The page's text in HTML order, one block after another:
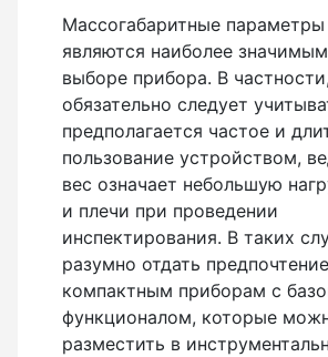
Массогабаритные параметры
являются наиболее
выборе прибора. В
обязательно следует
предполагается частое и
пользование устройством,
вес означает небольшую
и плечи при проведении
инспектирования. В таких
разумно отдать
компактным приборам с
функционалом, которые
разместить в